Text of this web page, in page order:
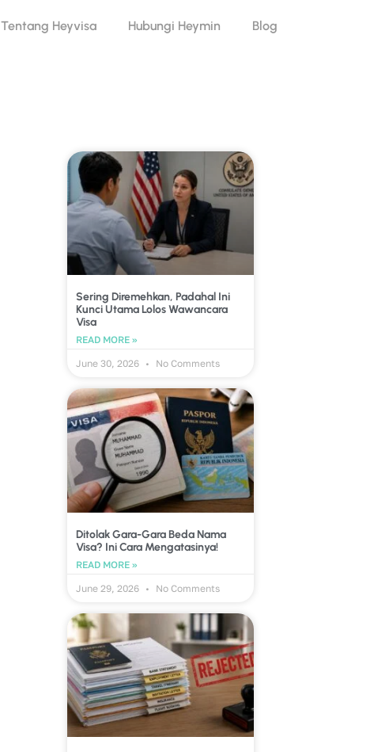
Tentang Heyvisa Hubungi Heymin Blog
Sering Diremehkan, Padahal Ini
Kunci Utama Lolos Wawancara
Visa
READ MORE »
June 30, 2026
No Comments
Ditolak Gara-Gara Beda Nama
Visa? Ini Cara Mengatasinya!
READ MORE »
June 29, 2026
No Comments